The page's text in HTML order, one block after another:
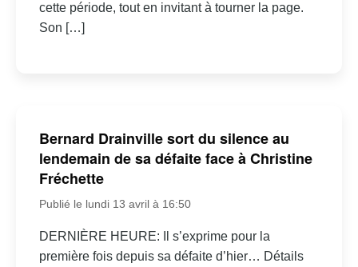
cette période, tout en invitant à tourner la page.
Son […]
Bernard Drainville sort du silence au
lendemain de sa défaite face à Christine
Fréchette
Publié le lundi 13 avril à 16:50
DERNIÈRE HEURE: Il s’exprime pour la
première fois depuis sa défaite d’hier… Détails